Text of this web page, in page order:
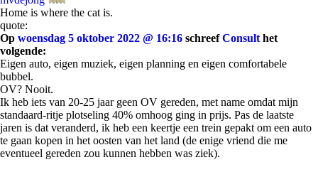
Home is where the cat is.
quote:
Op woensdag 5 oktober 2022 @ 16:16 schreefConsult het
volgende:
Eigen auto, eigen muziek, eigen planning en eigen comfortabele
bubbel.
OV? Nooit.
Ik heb iets van 20-25 jaar geen OV gereden, met name omdat mijn
standaard-ritje plotseling 40% omhoog ging in prijs. Pas de laatste
jaren is dat veranderd, ik heb een keertje een trein gepakt om een auto
te gaan kopen in het oosten van het land (de enige vriend die me
eventueel gereden zou kunnen hebben was ziek).